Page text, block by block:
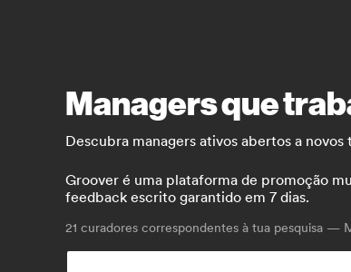
Managers que
Descubra managers ativos abertos a
Groover é uma plataforma de promoção
feedback escrito garantido em 7 dias.
21 curadores correspondentes à tua pesquisa —